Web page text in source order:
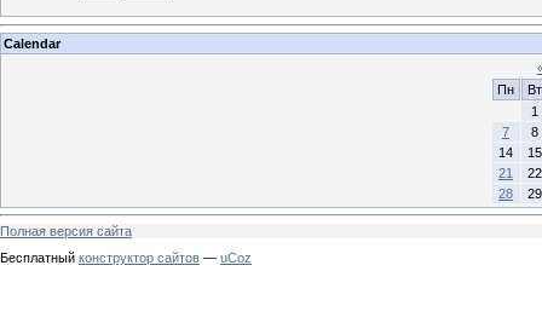
Calendar
Пн
Вт
1
7
8
14
15
21
22
28
29
Полная версия сайта
Бесплатный конструктор сайтов — uCoz